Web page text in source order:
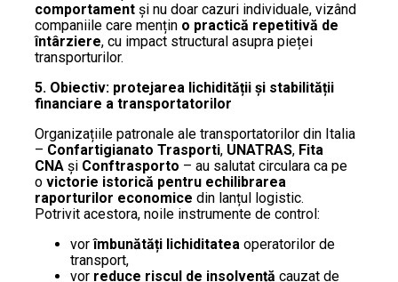
comportament și nu doar cazuri individuale, vizând
companiile care mențin o practică repetitivă de
întârziere, cu impact structural asupra pieței
transporturilor.
5. Obiectiv: protejarea lichidității și stabilității
financiare a transportatorilor
Organizațiile patronale ale transportatorilor din Italia
– Confartigianato Trasporti, UNATRAS, Fita
CNA și Conftrasporto – au salutat circulara ca pe
o victorie istorică pentru echilibrarea
raporturilor economice din lanțul logistic.
Potrivit acestora, noile instrumente de control:
vorîmbunătăți lichiditatea operatorilor de
transport,
vor reduce riscul de insolvență cauzat de